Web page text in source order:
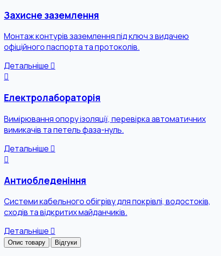
Захисне заземлення
Монтаж контурів заземлення під ключ з видачею
офіційного паспорта та протоколів.
Детальніше
Електролабораторія
Вимірювання опору ізоляції, перевірка автоматичних
вимикачів та петель фаза-нуль.
Детальніше
Антиобледеніння
Системи кабельного обігріву для покрівлі, водостоків,
сходів та відкритих майданчиків.
Детальніше
Опис товару Відгуки